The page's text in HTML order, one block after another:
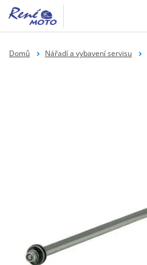
Domů Nářadí a vybavení servisu